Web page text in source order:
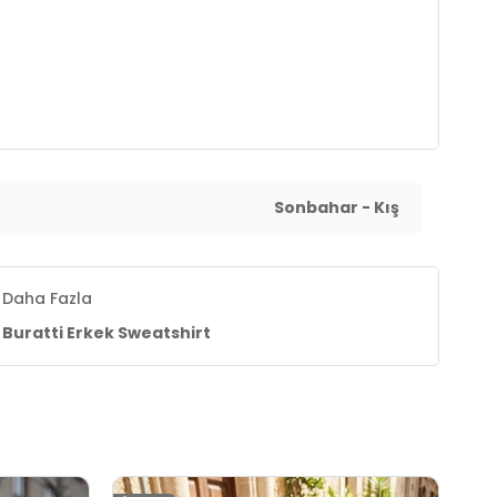
Sonbahar - Kış
Daha Fazla
Buratti Erkek Sweatshirt